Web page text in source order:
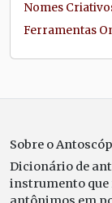
Nomes
Ferramentas
Sobre o
Dicionário de
instrumento que